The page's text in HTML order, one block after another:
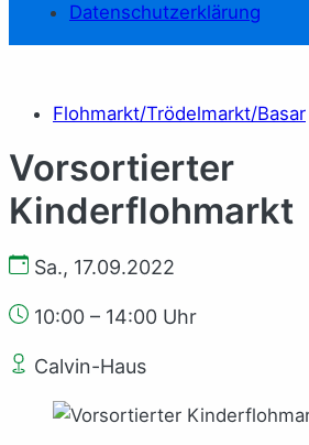
Datenschutzerklärung
Flohmarkt/Trödelmarkt/Basar
Vorsortierter
Kinderflohmarkt
Sa., 17.09.2022
10:00 – 14:00 Uhr
Calvin-Haus